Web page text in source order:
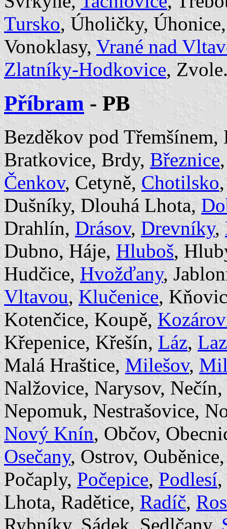
Tursko, Úholičky,
Vonoklasy, Vrané nad
Zlatníky-Hodkovice,
Příbram - PB
Bezděkov pod
Bratkovice, Brdy, Březnice
Čenkov, Cetyně, Chotilsko
Dušníky, Dlouhá Lhota,
Drahlín, Drásov, Drevníky,
Dubno, Háje, Hluboš,
Hudčice, Hvožďany,
Vltavou, Klučenice,
Kotenčice, Koupě,
Křepenice, Křešín, Láz,
Malá Hraštice, Milešov,
Nalžovice, Narysov, Nečín,
Nepomuk, Nestrašovice,
Nový Knín, Občov,
Osečany, Ostrov,
Počaply, Počepice, Podlesí,
Lhota, Radětice, Radíč,